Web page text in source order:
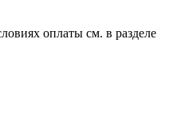
оплаты см. в разделе